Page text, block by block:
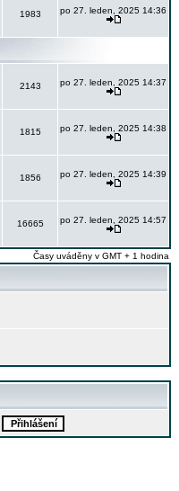
1983 po 27. leden, 2025 14:36
2143 po 27. leden, 2025 14:37
1815 po 27. leden, 2025 14:38
1856 po 27. leden, 2025 14:39
16665 po 27. leden, 2025 14:57
Časy uváděny v GMT + 1 hodina